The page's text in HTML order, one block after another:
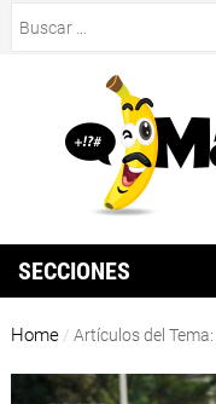
SECCIONES
Home / Artículos del Tema: